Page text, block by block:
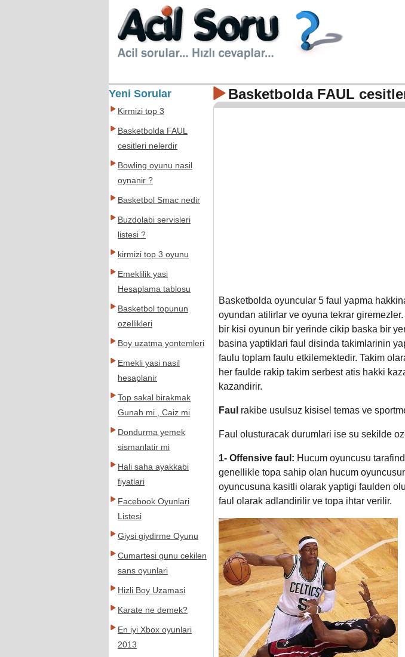
Basketbolda FAUL
Basketbolda oyuncular 5 faul yapma
oyundan atilirlar ve oyuna tekrar
bir kisi oyunun bir yerinde cikip baska bir
basina yaptiklari faul disinda takimlarinin
faulu toplam faulu etkilemektedir. Takim
her faulde rakip takim serbest atis hakki
kazandirir.
Faul rakibe usulsuz kisisel temas ve
Faul olusturacak durumlari ise su sekilde
1- Offensive faul: Hucum oyuncusu
genellikle topa sahip olan hucum
oyuncusuna kasitli olarak yaptigi faulden
faul olarak adlandirilir ve topa ihtar verilir.
Yeni Sorular
Kirmizi top 3
Basketbolda FAUL
cesitleri nelerdir
Bowling oyunu nasil
oynanir ?
Basketbol Smac nedir
Buzdolabi servisleri
listesi ?
kirmizi top 3 oyunu
Emeklilik yasi
Hesaplama tablosu
Basketbol topunun
ozellikleri
Boy uzatma yontemleri
Emekli yasi nasil
hesaplanir
Top sakal birakmak
Gunah mi , Caiz mi
Dondurma yemek
sismanlatir mi
Hali saha ayakkabi
fiyatlari
Facebook Oyunlari
Listesi
Giysi giydirme Oyunu
Cumartesi gunu cekilen
sans oyunlari
Hizli Boy Uzamasi
Karate ne demek?
En iyi Xbox oyunlari
2013